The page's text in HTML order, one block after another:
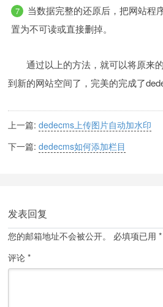
当数据完整的还原后，把网站程
置为不可读或直接删掉。
通过以上的方法，就可以将原来
到新的网站空间了，完美的完成了
上一篇:dedecms上传图片自动加水印
下一篇:dedecms如何添加栏目
发表回复
您的邮箱地址不会被公开。 必填项已用*
评论*